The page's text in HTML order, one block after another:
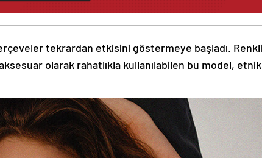
tekrardan etkisini göstermeye başladı. Renkli
olarak rahatlıkla kullanılabilen bu model, etnik